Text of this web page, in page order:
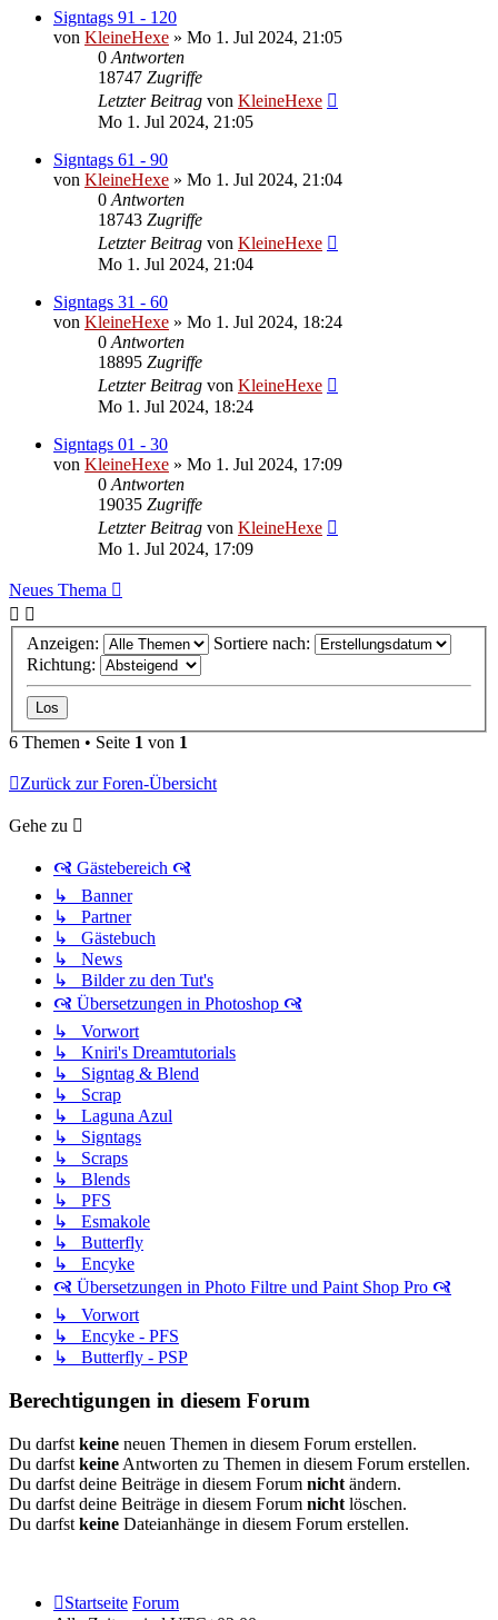
Signtags 91 - 120
von KleineHexe » Mo 1. Jul 2024, 21:05
0 Antworten
18747 Zugriffe
Letzter Beitrag von KleineHexe
Mo 1. Jul 2024, 21:05
Signtags 61 - 90
von KleineHexe » Mo 1. Jul 2024, 21:04
0 Antworten
18743 Zugriffe
Letzter Beitrag von KleineHexe
Mo 1. Jul 2024, 21:04
Signtags 31 - 60
von KleineHexe » Mo 1. Jul 2024, 18:24
0 Antworten
18895 Zugriffe
Letzter Beitrag von KleineHexe
Mo 1. Jul 2024, 18:24
Signtags 01 - 30
von KleineHexe » Mo 1. Jul 2024, 17:09
0 Antworten
19035 Zugriffe
Letzter Beitrag von KleineHexe
Mo 1. Jul 2024, 17:09
Neues Thema
Anzeigen:
Sortiere nach:
Richtung:
6 Themen • Seite 1 von 1
Zurück zur Foren-Übersicht
Gehe zu
🙧 Gästebereich 🙧
↳ Banner
↳ Partner
↳ Gästebuch
↳ News
↳ Bilder zu den Tut's
🙧 Übersetzungen in Photoshop 🙧
↳ Vorwort
↳ Kniri's Dreamtutorials
↳ Signtag & Blend
↳ Scrap
↳ Laguna Azul
↳ Signtags
↳ Scraps
↳ Blends
↳ PFS
↳ Esmakole
↳ Butterfly
↳ Encyke
🙧 Übersetzungen in Photo Filtre und Paint Shop Pro 🙧
↳ Vorwort
↳ Encyke - PFS
↳ Butterfly - PSP
Berechtigungen in diesem Forum
Du darfst keine neuen Themen in diesem Forum erstellen.
Du darfst keine Antworten zu Themen in diesem Forum erstellen.
Du darfst deine Beiträge in diesem Forum nicht ändern.
Du darfst deine Beiträge in diesem Forum nicht löschen.
Du darfst keine Dateianhänge in diesem Forum erstellen.
Startseite Forum